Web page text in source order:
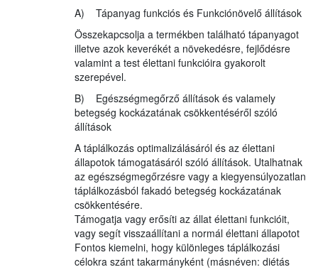
A) Tápanyag funkciós és Funkciónövelő állítások
Összekapcsolja a termékben található tápanyagot
illetve azok keverékét a növekedésre, fejlődésre
valamint a test élettani funkcióira gyakorolt
szerepével.
B) Egészségmegőrző állítások és valamely
betegség kockázatának csökkentéséről szóló
állítások
A táplálkozás optimalizálásáról és az élettani
állapotok támogatásáról szóló állítások. Utalhatnak
az egészségmegőrzésre vagy a kiegyensúlyozatlan
táplálkozásból fakadó betegség kockázatának
csökkentésére.
Támogatja vagy erősíti az állat élettani funkcióit,
vagy segít visszaállítani a normál élettani állapotot
Fontos kiemelni, hogy különleges táplálkozási
célokra szánt takarmányként (másnéven: diétás